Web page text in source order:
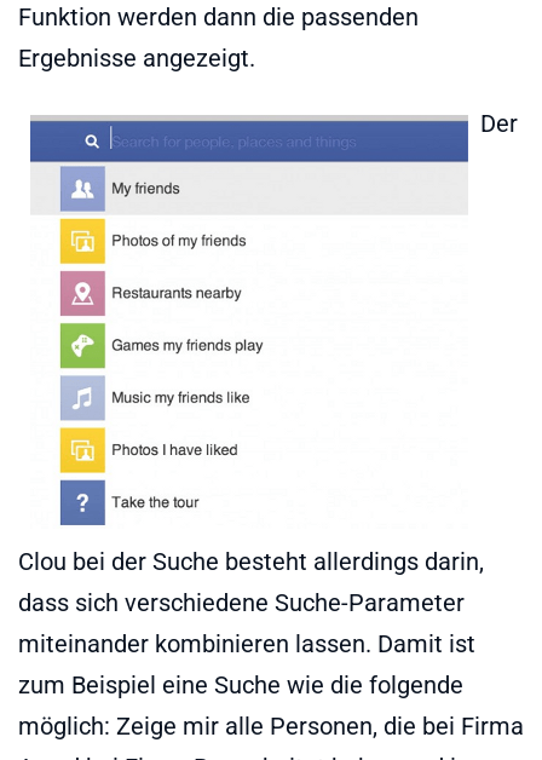
Funktion werden dann die passenden
Ergebnisse angezeigt.
Der
Clou bei der Suche besteht allerdings darin,
dass sich verschiedene Suche-Parameter
miteinander kombinieren lassen. Damit ist
zum Beispiel eine Suche wie die folgende
möglich: Zeige mir alle Personen, die bei Firma